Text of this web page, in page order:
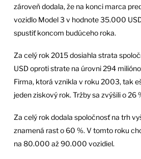
zároveň dodala, že na konci marca
vozidlo Model 3 v hodnote 35.000
spustiť koncom budúceho roka.
Za celý rok 2015 dosiahla strata
USD oproti strate na úrovni 294
Firma, ktorá vznikla v roku 2003, tak
jeden ziskový rok. Tržby sa zvýšili o 26
Za celý rok dodala spoločnosť na trh
znamená rast o 60 %. V tomto roku
na 80.000 až 90.000 vozidiel.